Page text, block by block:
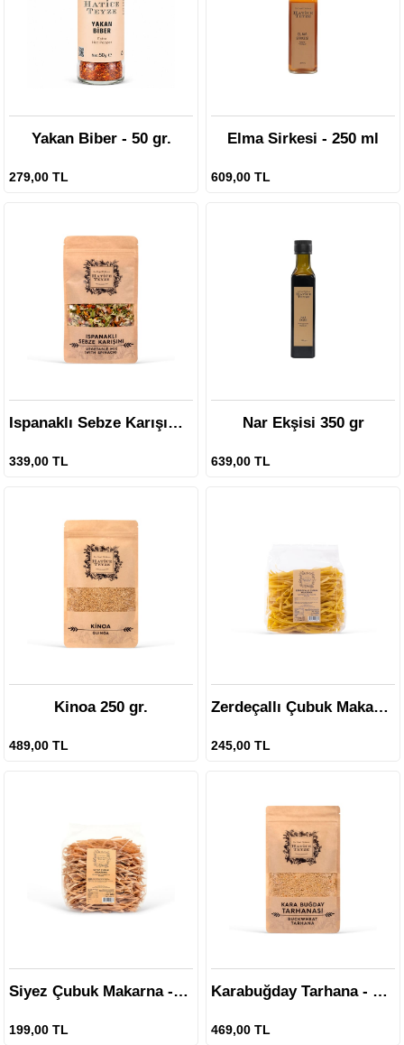
Yakan Biber - 50 gr.
279,00 TL
Elma Sirkesi - 250 ml
609,00 TL
Ispanaklı Sebze Karışımı - 100 gr.
339,00 TL
Nar Ekşisi 350 gr
639,00 TL
Kinoa 250 gr.
489,00 TL
Zerdeçallı Çubuk Makarna - 400 gr
245,00 TL
Siyez Çubuk Makarna - 400 gr
199,00 TL
Karabuğday Tarhana - 250 gr
469,00 TL